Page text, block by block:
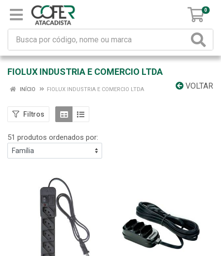
0
FIOLUX INDUSTRIA E COMERCIO LTDA
VOLTAR
INÍCIO FIOLUX INDUSTRIA E COMERCIO LTDA
Filtros
51 produtos ordenados por: